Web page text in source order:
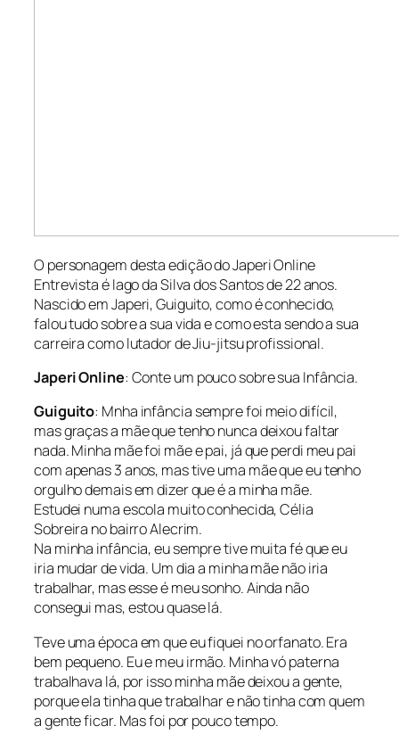
O personagem desta edição do Japeri Online
Entrevista é Iago da Silva dos Santos de 22 anos.
Nascido em Japeri, Guiguito, como é conhecido,
falou tudo sobre a sua vida e como esta sendo a sua
carreira como lutador de Jiu-jitsu profissional.
Japeri Online: Conte um pouco sobre sua Infância.
Guiguito: Mnha infância sempre foi meio difícil,
mas graças a mãe que tenho nunca deixou faltar
nada. Minha mãe foi mãe e pai, já que perdi meu pai
com apenas 3 anos, mas tive uma mãe que eu tenho
orgulho demais em dizer que é a minha mãe.
Estudei numa escola muito conhecida, Célia
Sobreira no bairro Alecrim.
Na minha infância, eu sempre tive muita fé que eu
iria mudar de vida. Um dia a minha mãe não iria
trabalhar, mas esse é meu sonho. Ainda não
consegui mas, estou quase lá.
Teve uma época em que eu fiquei no orfanato. Era
bem pequeno. Eu e meu irmão. Minha vó paterna
trabalhava lá, por isso minha mãe deixou a gente,
porque ela tinha que trabalhar e não tinha com quem
a gente ficar. Mas foi por pouco tempo.